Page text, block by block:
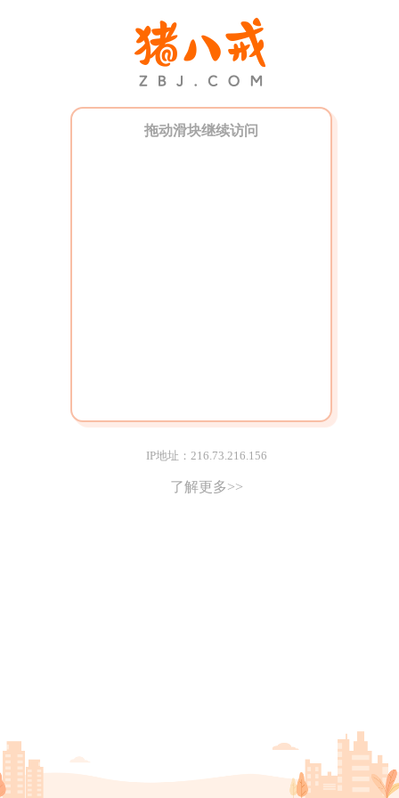
拖动滑块继续访问
IP地址：216.73.216.156
了解更多>>